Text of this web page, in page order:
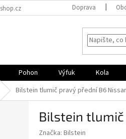
Doprava
Pohon Výfuk Kola
Bilstein tlumič pravý přední B6
Bilstein tlumič
Značka: Bilstein